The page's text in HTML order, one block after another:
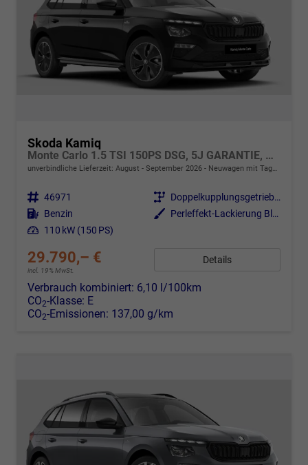
Skoda Kamiq
Monte Carlo 1.5 TSI 150PS DSG, 5J GARANTIE, METALLIC, ELE. HECKKLAPPE, ANHÄNGERKUPPLUNG, BEH. FRONTSCHEIBE, MATRIX-LED, PANORAMADACH, Sitzheizung, Lenkradhzg, Ladeboden, ACC, SIDE Assist, Virtual Cockpit 10", Parksensoren, Kamera, KESSY, Privacy, 17" Alu, Climatroni
unverbindliche Lieferzeit: August - September 2026 Neuwagen mit Tageszulassung
Fahrzeugnr. 46971 Getriebe
Doppelkupplungsgetriebe (DSG)
Kraftstoff Benzin Außenfarbe
Perleffekt-Lackierung Black-Magic
Leistung 110 kW (150 PS)
29.790,– €
incl. 19% MwSt.
Details
Verbrauch kombiniert: 6,10 l/100km
CO2-Klasse: E
CO2-Emissionen: 137,00 g/km